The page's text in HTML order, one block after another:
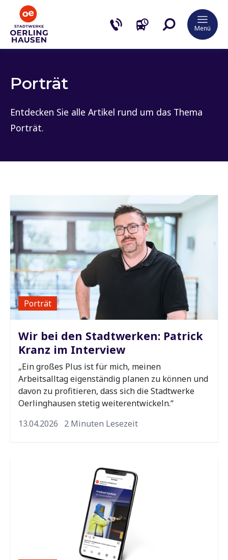
Menü
Porträt
Entdecken Sie alle Artikel rund um das Thema
Porträt.
Porträt
Wir bei den Stadtwerken: Patrick
Kranz im Interview
„Ein großes Plus ist für mich, meinen
Arbeitsalltag eigenständig planen zu können und
davon zu profitieren, dass sich die Stadtwerke
Oerlinghausen stetig weiterentwickeln.“
13.04.2026
2 Minuten Lesezeit